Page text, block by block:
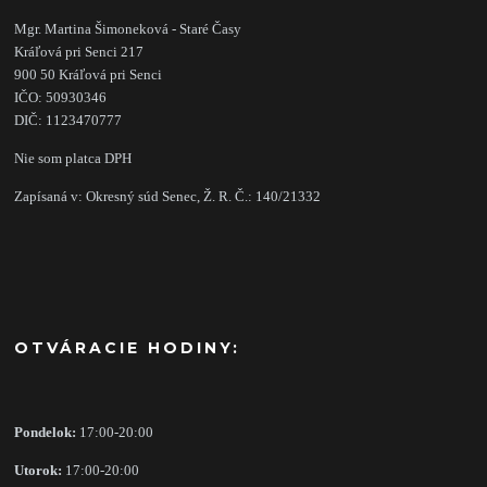
Mgr. Martina Šimoneková - Staré Časy
Kráľová pri Senci 217
900 50 Kráľová pri Senci
IČO: 50930346
DIČ: 1123470777
Nie som platca DPH
Zapísaná v: Okresný súd Senec, Ž. R. Č.: 140/21332
OTVÁRACIE HODINY:
Pondelok: 17:00-20:00
Utorok: 17:00-20:00